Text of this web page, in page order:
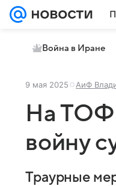
Война в Иране
9 мая 2025 АиФ
На ТОФ
войну
Траурные